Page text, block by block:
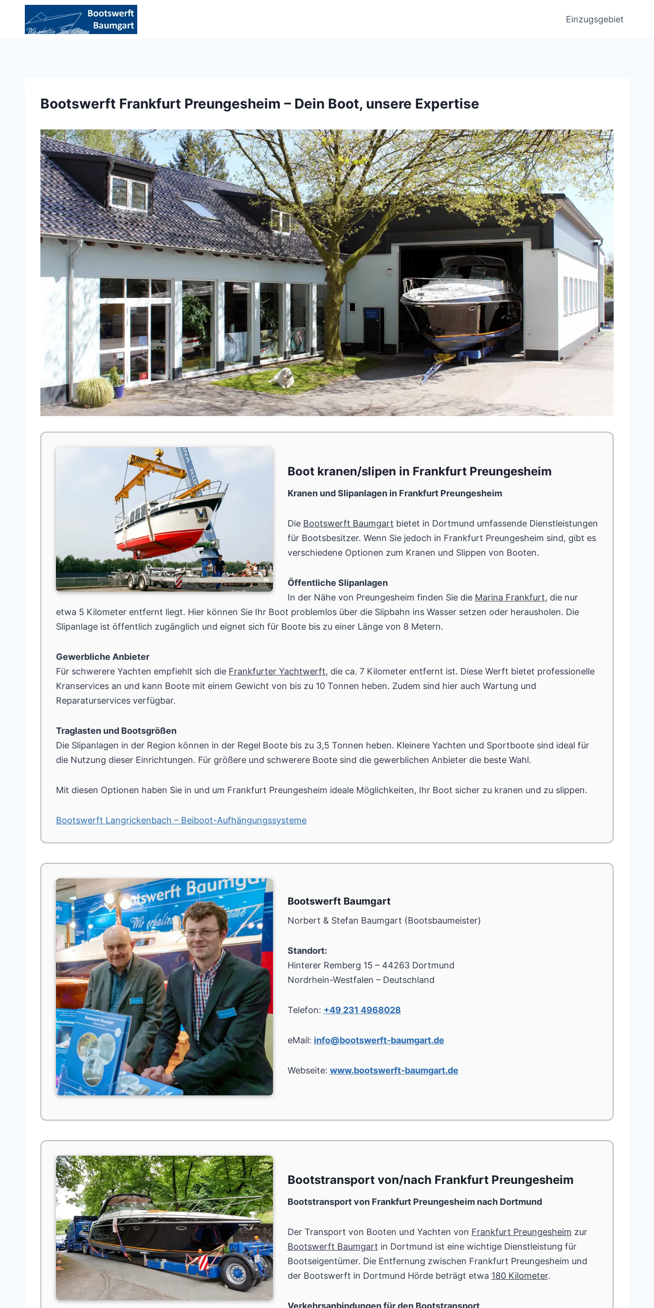
springen
Einzugsgebiet
Bootswerft Frankfurt Preungesheim – Dein Boot, unsere Expertise
Boot kranen/slipen in Frankfurt Preungesheim
Kranen und Slipanlagen in Frankfurt Preungesheim
Die Bootswerft Baumgart bietet in Dortmund umfassende Dienstleistungen
für Bootsbesitzer. Wenn Sie jedoch in Frankfurt Preungesheim sind, gibt es
verschiedene Optionen zum Kranen und Slippen von Booten.
Öffentliche Slipanlagen
In der Nähe von Preungesheim finden Sie die Marina Frankfurt, die nur
etwa 5 Kilometer entfernt liegt. Hier können Sie Ihr Boot problemlos über die Slipbahn ins Wasser setzen oder herausholen. Die
Slipanlage ist öffentlich zugänglich und eignet sich für Boote bis zu einer Länge von 8 Metern.
Gewerbliche Anbieter
Für schwerere Yachten empfiehlt sich die Frankfurter Yachtwerft, die ca. 7 Kilometer entfernt ist. Diese Werft bietet professionelle
Kranservices an und kann Boote mit einem Gewicht von bis zu 10 Tonnen heben. Zudem sind hier auch Wartung und
Reparaturservices verfügbar.
Traglasten und Bootsgrößen
Die Slipanlagen in der Region können in der Regel Boote bis zu 3,5 Tonnen heben. Kleinere Yachten und Sportboote sind ideal für
die Nutzung dieser Einrichtungen. Für größere und schwerere Boote sind die gewerblichen Anbieter die beste Wahl.
Mit diesen Optionen haben Sie in und um Frankfurt Preungesheim ideale Möglichkeiten, Ihr Boot sicher zu kranen und zu slippen.
Bootswerft Langrickenbach – Beiboot-Aufhängungssysteme
Bootswerft Baumgart
Norbert & Stefan Baumgart (Bootsbaumeister)
Standort:
Hinterer Remberg 15 – 44263 Dortmund
Nordrhein-Westfalen – Deutschland
Telefon: +49 231 4968028
eMail: info@bootswerft-baumgart.de
Webseite: www.bootswerft-baumgart.de
Bootstransport von/nach Frankfurt Preungesheim
Bootstransport von Frankfurt Preungesheim nach Dortmund
Der Transport von Booten und Yachten von Frankfurt Preungesheim zur
Bootswerft Baumgart in Dortmund ist eine wichtige Dienstleistung für
Bootseigentümer. Die Entfernung zwischen Frankfurt Preungesheim und
der Bootswerft in Dortmund Hörde beträgt etwa 180 Kilometer.
Verkehrsanbindungen für den Bootstransport